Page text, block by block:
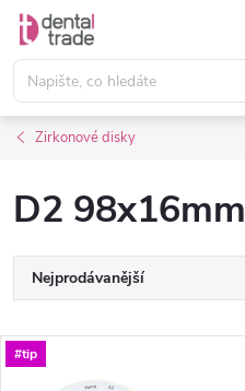
Přejít
obsah
Zirkonové disky
D2 98x16mm
Ř
a
Nejprodávanější
Nejdražší
V
#tip